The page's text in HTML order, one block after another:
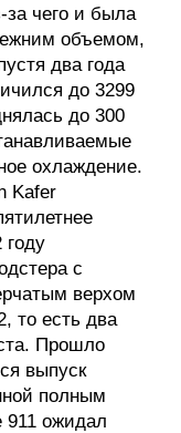
за чего и была
объемом,
два года
до 3299
до 300
охлаждение.
Kafer
году
с
верхом
то есть два
Прошло
выпуск
полным
911 ожидал